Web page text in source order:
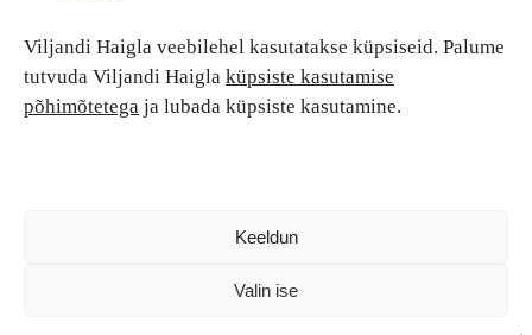
Viljandi Haigla veebilehel kasutatakse küpsiseid. Palume
tutvuda Viljandi Haigla küpsiste kasutamise
põhimõtetega ja lubada küpsiste kasutamine.
Keeldun
Valin ise
Patsiendi turvalisus ja õigused
Patsiendi õigused ja kohustused
Patsiendiohutus
Patsientide nõukoda